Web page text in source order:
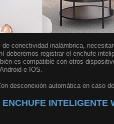
de conectividad inalámbrica,
deberemos registrar el enchufe
es compatible con otros
e IOS.
desconexión automática en caso
INTELIGENTE